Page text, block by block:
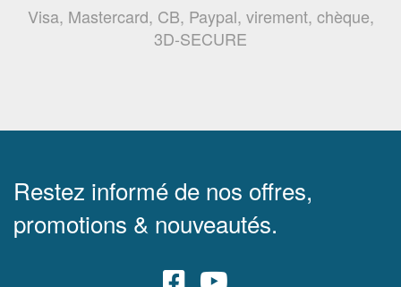
Visa, Mastercard, CB, Paypal, virement, chèque,
3D-SECURE
Restez informé de nos offres,
promotions & nouveautés.